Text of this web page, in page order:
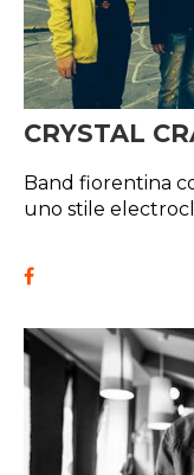
CRYSTAL
Band fiorentina
uno stile